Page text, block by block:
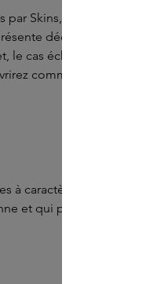
Skins, dont le siège
déclaration de
cas échéant, à qui —
comment exercer vos
caractère personnel.
et qui permettent de